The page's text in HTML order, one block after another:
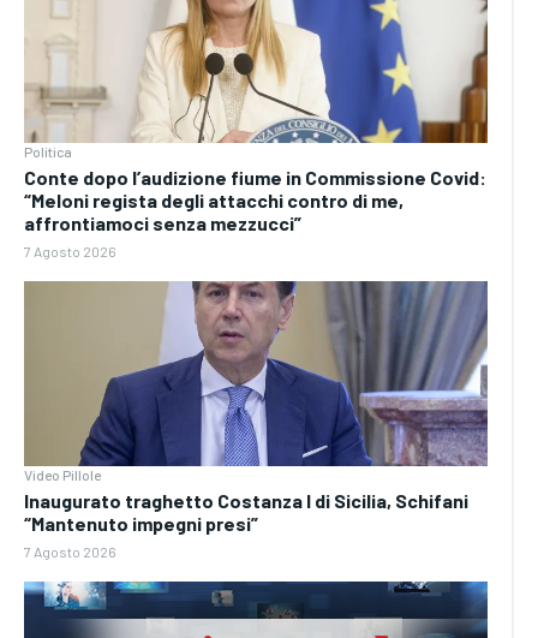
Politica
Conte dopo l’audizione fiume in Commissione Covid:
“Meloni regista degli attacchi contro di me,
affrontiamoci senza mezzucci”
7 Agosto 2026
Video Pillole
Inaugurato traghetto Costanza I di Sicilia, Schifani
“Mantenuto impegni presi”
7 Agosto 2026